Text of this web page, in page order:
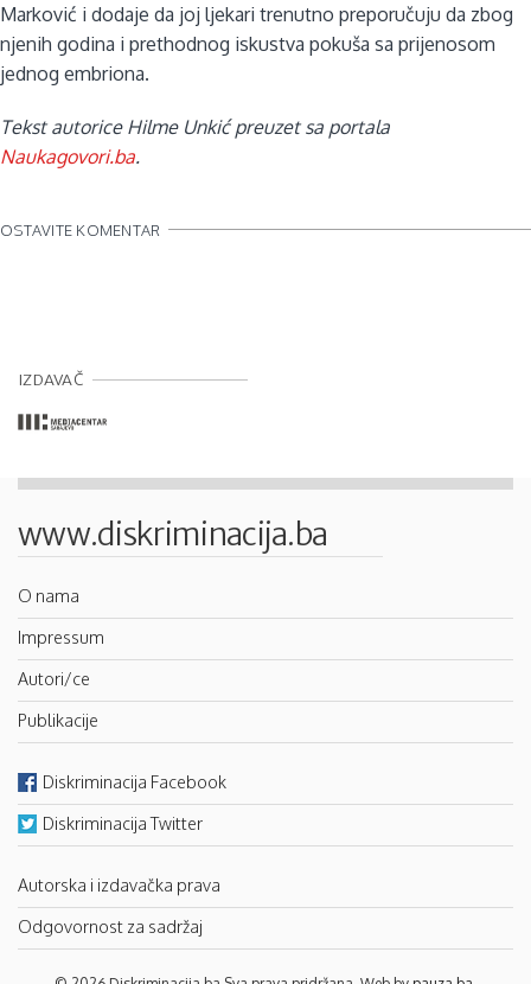
Marković i dodaje da joj ljekari trenutno preporučuju da zbog
njenih godina i prethodnog iskustva pokuša sa prijenosom
jednog embriona.
Tekst autorice Hilme Unkić preuzet sa portala
Naukagovori.ba.
OSTAVITE KOMENTAR
IZDAVAČ
www.diskriminacija.ba
O nama
Impressum
Autori/ce
Publikacije
Diskriminacija Facebook
Diskriminacija Twitter
Autorska i izdavačka prava
Odgovornost za sadržaj